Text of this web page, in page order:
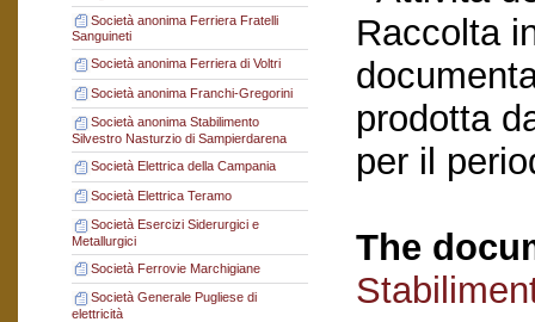
Società anonima Ferriera Fratelli
Sanguineti
Società anonima Ferriera di Voltri
Società anonima Franchi-Gregorini
Società anonima Stabilimento
Silvestro Nasturzio di Sampierdarena
Società Elettrica della Campania
Società Elettrica Teramo
Società Esercizi Siderurgici e
Metallurgici
Società Ferrovie Marchigiane
Società Generale Pugliese di
elettricità
Raccolta
prodotta
per il
The